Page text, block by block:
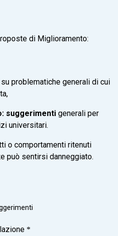
di Miglioramento:
problematiche generali di cui
suggerimenti generali per
universitari.
o comportamenti ritenuti
può sentirsi danneggiato.
*